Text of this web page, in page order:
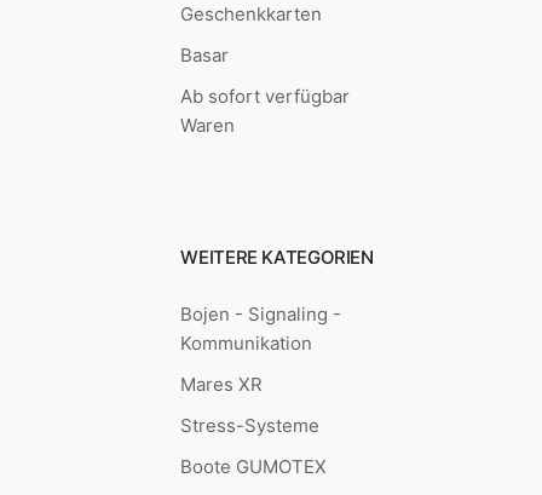
Geschenkkarten
Basar
Ab sofort verfügbar
Waren
WEITERE KATEGORIEN
Bojen - Signaling -
Kommunikation
Mares XR
Stress-Systeme
Boote GUMOTEX